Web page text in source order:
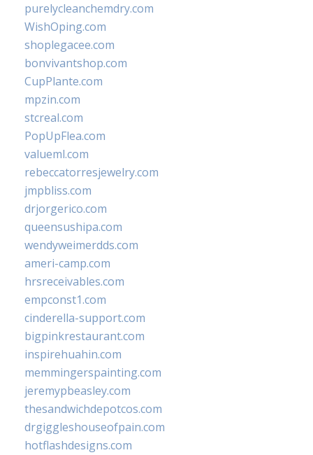
purelycleanchemdry.com
WishOping.com
shoplegacee.com
bonvivantshop.com
CupPlante.com
mpzin.com
stcreal.com
PopUpFlea.com
valueml.com
rebeccatorresjewelry.com
jmpbliss.com
drjorgerico.com
queensushipa.com
wendyweimerdds.com
ameri-camp.com
hrsreceivables.com
empconst1.com
cinderella-support.com
bigpinkrestaurant.com
inspirehuahin.com
memmingerspainting.com
jeremypbeasley.com
thesandwichdepotcos.com
drgiggleshouseofpain.com
hotflashdesigns.com